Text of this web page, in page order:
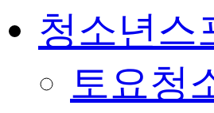
청소년스
토요청